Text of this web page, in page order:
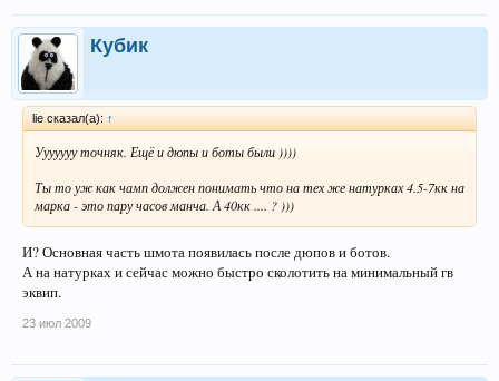
Кубик
lie сказал(а): ↑
Ууууууу точняк. Ещё и дюпы и боты были ))))
Ты то уж как чамп должен понимать что на тех же натурках 4.5-7кк на
марка - это пару часов манча. А 40кк .... ? )))
И? Основная часть шмота появилась после дюпов и ботов.
А на натурках и сейчас можно быстро сколотить на минимальный гв
эквип.
23 июл 2009